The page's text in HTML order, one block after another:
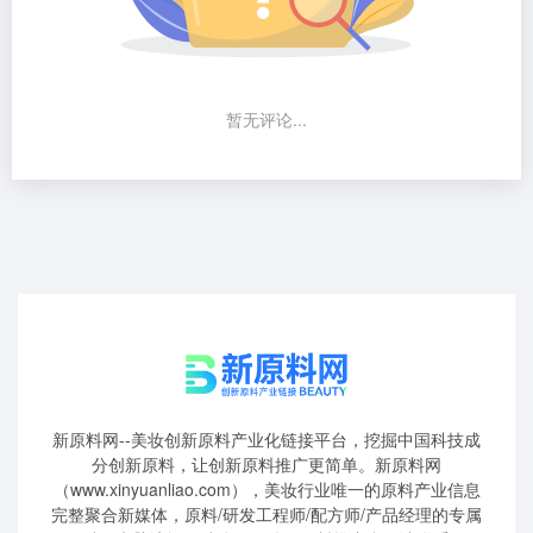
暂无评论...
新原料网--美妆创新原料产业化链接平台，挖掘中国科技成
分创新原料，让创新原料推广更简单。新原料网
（www.xinyuanliao.com），美妆行业唯一的原料产业信息
完整聚合新媒体，原料/研发工程师/配方师/产品经理的专属